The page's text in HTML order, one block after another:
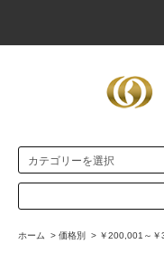
ホーム > 価格別 > ￥200,001～